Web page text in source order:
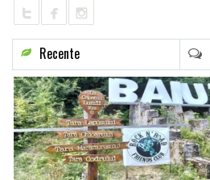
Recente